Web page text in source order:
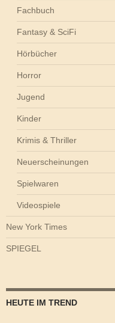
Fachbuch
Fantasy & SciFi
Hörbücher
Horror
Jugend
Kinder
Krimis & Thriller
Neuerscheinungen
Spielwaren
Videospiele
New York Times
SPIEGEL
HEUTE IM TREND